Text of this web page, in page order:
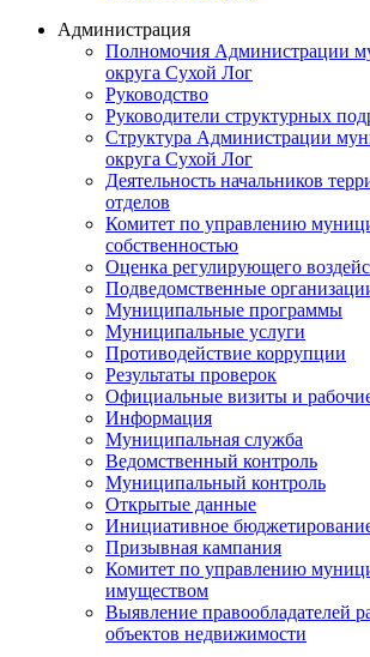
Администрация
Полномочия Администрации
округа Сухой Лог
Руководство
Руководители структурных
Структура Администрации
округа Сухой Лог
Деятельность начальников
отделов
Комитет по управлению
собственностью
Оценка регулирующего
Подведомственные
Муниципальные программы
Муниципальные услуги
Противодействие коррупции
Результаты проверок
Официальные визиты и
Информация
Муниципальная служба
Ведомственный контроль
Муниципальный контроль
Открытые данные
Инициативное
Призывная кампания
Комитет по управлению
имуществом
Выявление правообладателей
объектов недвижимости